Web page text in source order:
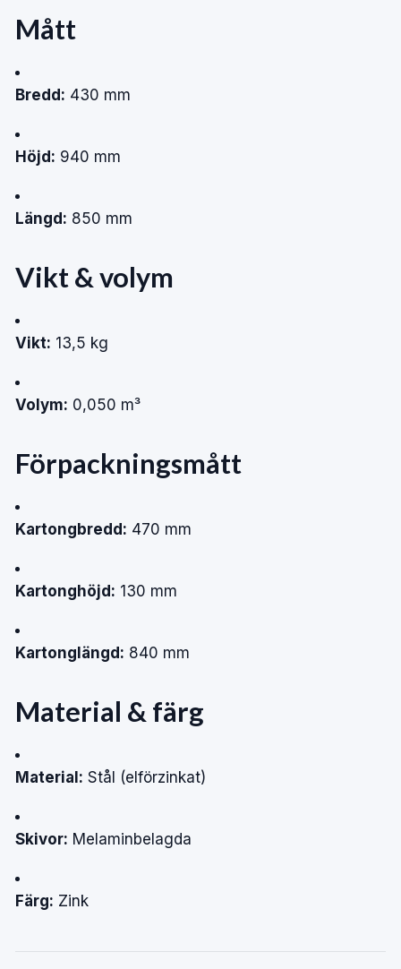
Mått
Bredd: 430 mm
Höjd: 940 mm
Längd: 850 mm
Vikt&volym
Vikt: 13,5 kg
Volym: 0,050 m³
Förpackningsmått
Kartongbredd: 470 mm
Kartonghöjd: 130 mm
Kartonglängd: 840 mm
Material & färg
Material: Stål (elförzinkat)
Skivor: Melaminbelagda
Färg: Zink